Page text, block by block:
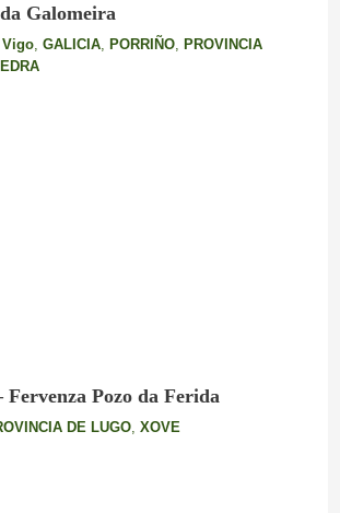
Galomeira
Vigo, GALICIA, PORRIÑO,
PROVINCIA
Fervenza Pozo da Ferida
DE LUGO, XOVE